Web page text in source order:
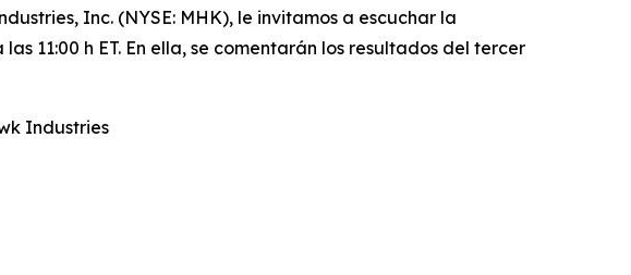
Inc. (NYSE: MHK), le invitamos a escuchar la
11:00 h ET. En ella, se comentarán los resultados del tercer
Industries